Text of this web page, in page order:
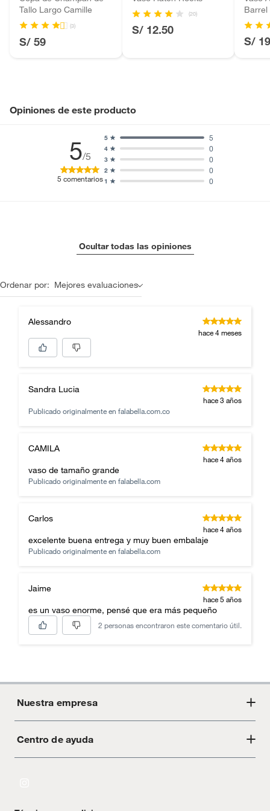
Motocicletas y bicicletas motorizadas.
Licores y cigarros electrónicos.
Tallo Largo Camille
(3)
S/ 59
(20)
S/ 12.50
Barrel
S/
Opiniones de este producto
5/5
5 comentarios1 0
2 0
3 0
4 0
5 5
Ocultar todas las opiniones
Ordenar por: Mejores evaluaciones
Alessandro
hace 4 meses
Sandra Lucia
hace 3 años
Publicado originalmente en falabella.com.co
CAMILA
hace 4 años
vaso de tamaño grande
Publicado originalmente en falabella.com
Carlos
hace 4 años
excelente buena entrega y muy buen embalaje
Publicado originalmente en falabella.com
Jaime
hace 5 años
es un vaso enorme, pensé que era más pequeño
2 personas encontraron este comentario útil.
Nuestra empresa
Acerca de Crate
Centro de ayuda